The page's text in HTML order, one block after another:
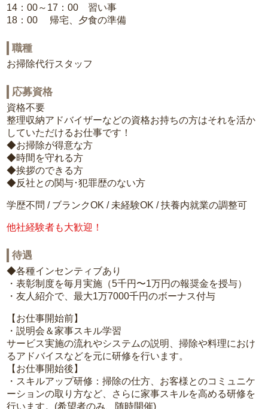
14：00～17：00 習い事
18：00 帰宅、夕食の準備
職種
お掃除代行スタッフ
応募資格
資格不要
整理収納アドバイザーなどの資格お持ちの方はそれを活か
していただけるお仕事です！
◆お掃除が得意な方
◆時間を守れる方
◆挨拶のできる方
◆反社との関与･犯罪歴のない方
学歴不問 / ブランクOK / 未経験OK / 扶養内就業の調整可
他社経験者も大歓迎！
待遇
◆各種インセンティブあり
・表彰制度を毎月実施（5千円〜1万円の報奨金を授与）
・友人紹介で、最大1万7000千円のボーナス付与
【お仕事開始前】
・説明会＆家事スキル学習
サービス実施の流れやシステムの説明、掃除や料理におけ
るアドバイスなどを元に研修を行います。
【お仕事開始後】
・スキルアップ研修：掃除の仕方、お客様とのコミュニケ
ーションの取り方など、さらに家事スキルを高める研修を
行います。(希望者のみ、随時開催)